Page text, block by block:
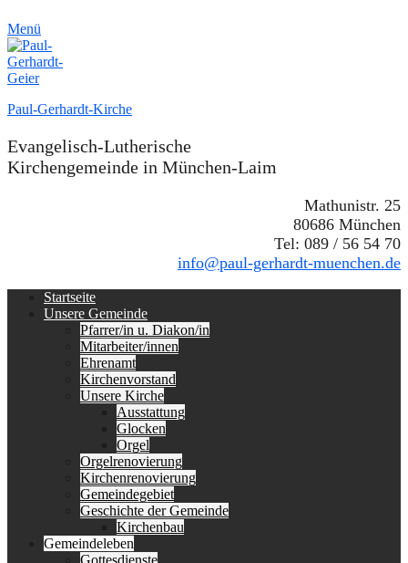
Menü
Paul-Gerhardt-Kirche
Evangelisch-Lutherische
Kirchengemeinde in München-Laim
Mathunistr. 25
80686 München
Tel: 089 / 56 54 70
info@paul-gerhardt-muenchen.de
Erstes
Menü
Startseite
Unsere Gemeinde
Pfarrer/in u. Diakon/in
Mitarbeiter/innen
Ehrenamt
Kirchenvorstand
Unsere Kirche
Ausstattung
Glocken
Orgel
Orgelrenovierung
Kirchenrenovierung
Gemeindegebiet
Geschichte der Gemeinde
Kirchenbau
Gemeindeleben
Gottesdienste